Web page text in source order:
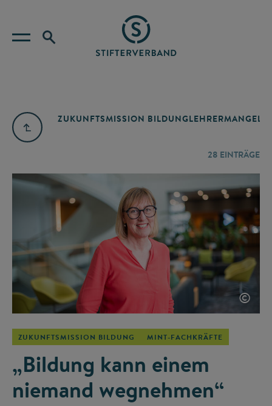
ZUKUNFTSMISSION BILDUNGLEHRERMANGEL
28 EINTRÄGE
©
ZUKUNFTSMISSION BILDUNG MINT-FACHKRÄFTE
„Bildung kann einem
niemand wegnehmen“